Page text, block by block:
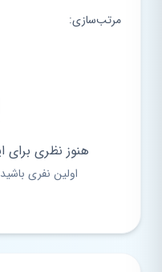
مرتب‌سازی:
هنوز نظری
اولین نفری